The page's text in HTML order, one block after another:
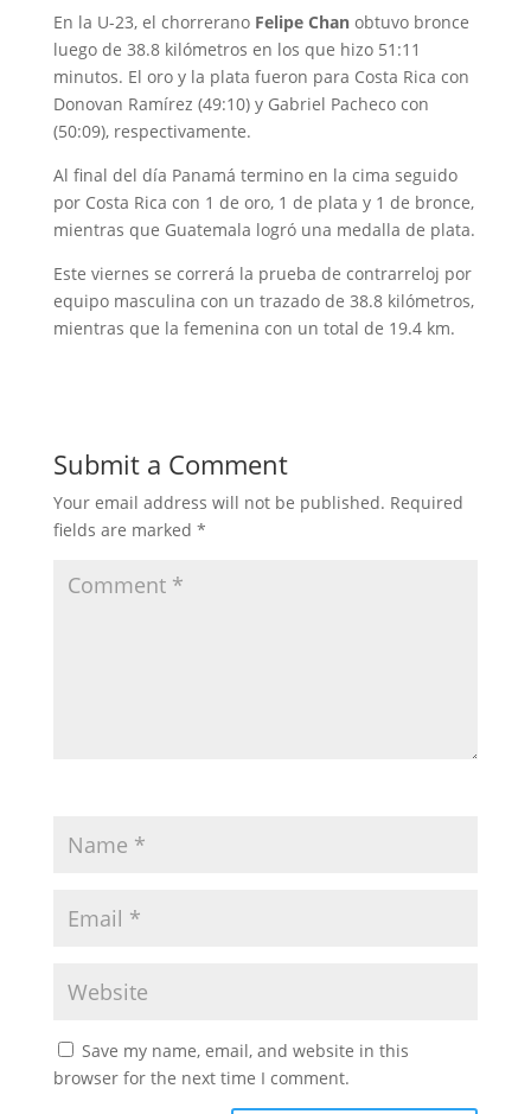
En la U-23, el chorrerano Felipe Chan obtuvo bronce
luego de 38.8 kilómetros en los que hizo 51:11
minutos. El oro y la plata fueron para Costa Rica con
Donovan Ramírez (49:10) y Gabriel Pacheco con
(50:09), respectivamente.
Al final del día Panamá termino en la cima seguido
por Costa Rica con 1 de oro, 1 de plata y 1 de bronce,
mientras que Guatemala logró una medalla de plata.
Este viernes se correrá la prueba de contrarreloj por
equipo masculina con un trazado de 38.8 kilómetros,
mientras que la femenina con un total de 19.4 km.
Submit a Comment
Your email address will not be published. Required
fields are marked *
Save my name, email, and website in this
browser for the next time I comment.